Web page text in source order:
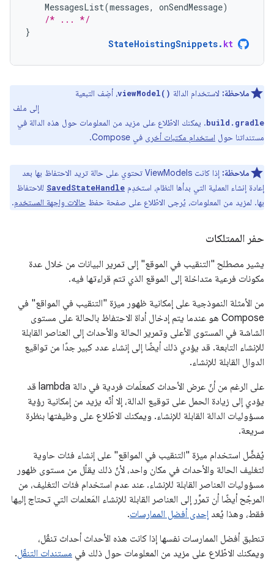
MessagesList(messages, onSendMessage)
/* ... */
}
StateHoistingSnippets. kt
ملاحظة: لاستخدام الدالة viewModel()، أضِف التبعية
إلى ملف
build.gradle. يمكنك الاطّلاع على مزيد من المعلومات حول هذه الدالة في
مستنداتنا حول استخدام مكتبات أخرى في Compose.
ملاحظة:
إذا كانت ViewModels تحتوي على حالة تريد الاحتفاظ بها بعد
إعادة إنشاء العملية التي بدأها النظام، استخدِم SavedStateHandle للاحتفاظ
بها. لمزيد من المعلومات، يُرجى الاطّلاع على صفحة حفظ حالات واجهة المستخدم.
حفر الممتلكات
يشير مصطلح "التنقيب في الموقع" إلى تمرير البيانات من خلال عدة
مكونات فرعية متداخلة إلى الموقع الذي تتم قراءتها فيه.
من الأمثلة النموذجية على إمكانية ظهور ميزة "التنقيب في المواقع" في
Compose هو عندما يتم إدخال أداة الاحتفاظ بالحالة على مستوى
الشاشة في المستوى الأعلى وتمرير الحالة والأحداث إلى العناصر القابلة
للإنشاء التابعة. قد يؤدي ذلك أيضًا إلى إنشاء عدد كبير جدًا من تواقيع
الدوال القابلة للإنشاء.
على الرغم من أنّ عرض الأحداث كمعلَمات فردية في دالة lambda قد
يؤدي إلى زيادة الحمل على توقيع الدالة، إلا أنّه يزيد من إمكانية رؤية
مسؤوليات الدالة القابلة للإنشاء. ويمكنك الاطّلاع على وظيفتها بنظرة
سريعة.
يُفضَّل استخدام ميزة "التنقيب في المواقع" على إنشاء فئات حاوية
لتغليف الحالة والأحداث في مكان واحد، لأنّ ذلك يقلّل من مستوى ظهور
مسؤوليات العناصر القابلة للإنشاء. عند عدم استخدام فئات التغليف، من
المرجّح أيضًا أن تمرِّر إلى العناصر القابلة للإنشاء المَعلمات التي تحتاج إليها
فقط، وهذا يُعد إحدى أفضل الممارسات.
تنطبق أفضل الممارسات نفسها إذا كانت هذه الأحداث أحداث تنقّل،
ويمكنك الاطّلاع على مزيد من المعلومات حول ذلك في مستندات التنقّل.